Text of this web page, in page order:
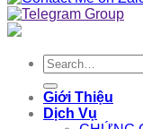
Search
for:
Giới Thiệu
Dịch Vụ